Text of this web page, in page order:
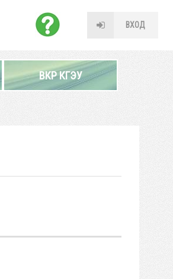
ВХОД
ВКР КГЭУ